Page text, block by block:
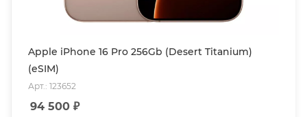
Apple iPhone 16 Pro 256Gb (Desert Titanium)
(eSIM)
Арт.: 123652
94 500 ₽